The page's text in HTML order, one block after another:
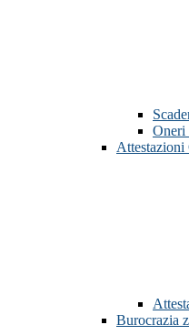
Oneri
Attestazioni
Burocrazia